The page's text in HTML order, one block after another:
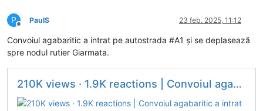
P
Deconectat
PaulS 23 feb. 2025, 11:12
Convoiul agabaritic a intrat pe autostrada #A1 și se deplasează
spre nodul rutier Giarmata.
210K views · 1.9K reactions | Convoiul agabaritic a intrat pe...